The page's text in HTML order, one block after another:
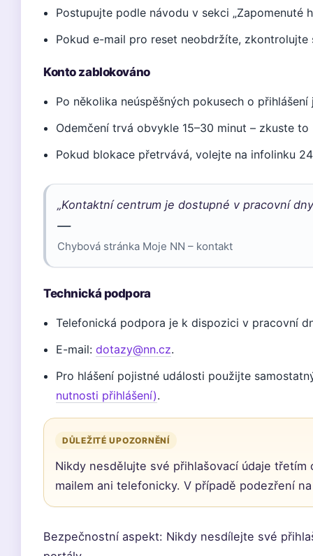
Postupujte podle návodu v sekci „Zapomenuté
Pokud e-mail pro reset neobdržíte,
Konto zablokováno
Po několika neúspěšných pokusech o
Odemčení trvá obvykle 15–30 minut – zkuste to
Pokud blokace přetrvává, volejte na infolinku
„Kontaktní centrum je dostupné v pracovní
—
Chybová stránka Moje NN – kontakt
Technická podpora
Telefonická podpora je k dispozici v pracovní
E-mail:dotazy@nn.cz.
Pro hlášení pojistné události použijte
nutnosti přihlášení).
DŮLEŽITÉ UPOZORNĚNÍ
Nikdy nesdělujte své přihlašovací údaje
mailem ani telefonicky. V případě podezření
Bezpečnostní aspekt: Nikdy nesdílejte své